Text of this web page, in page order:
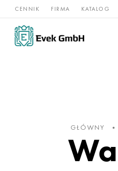
CENNIK FIRMA KATALOG
Stopy
niklu
GŁÓWNY